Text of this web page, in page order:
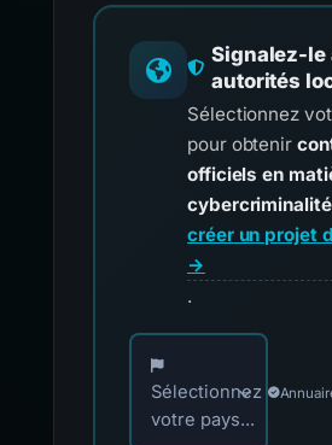
Signalez-le
autorités
Sélectionnez
pour obtenir
officiels en
cybercriminalité
créer un projet
→
.
Choisissez votre
Sélectionnez
votre pays...